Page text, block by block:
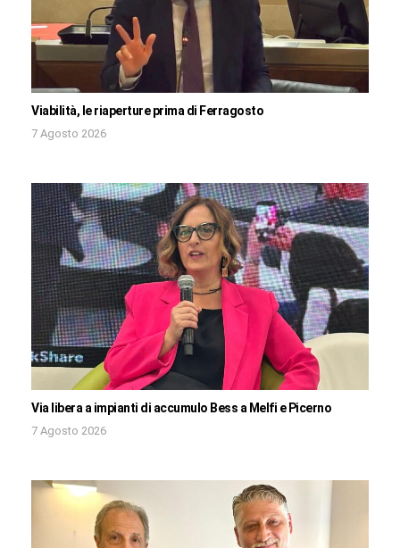
Viabilità, le riaperture prima di Ferragosto
7 Agosto 2026
Via libera a impianti di accumulo Bess a Melfi e Picerno
7 Agosto 2026